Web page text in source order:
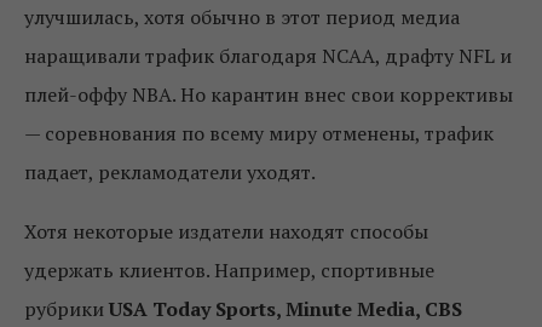
улучшилась, хотя обычно в этот период медиа
наращивали трафик благодаря NCAA, драфту NFL и
плей-оффу NBA. Но карантин внес свои коррективы
— соревнования по всему миру отменены, трафик
падает, рекламодатели уходят.
Хотя некоторые издатели находят способы
удержать клиентов. Например, спортивные
рубрикиUSA Today Sports, Minute Media, CBS